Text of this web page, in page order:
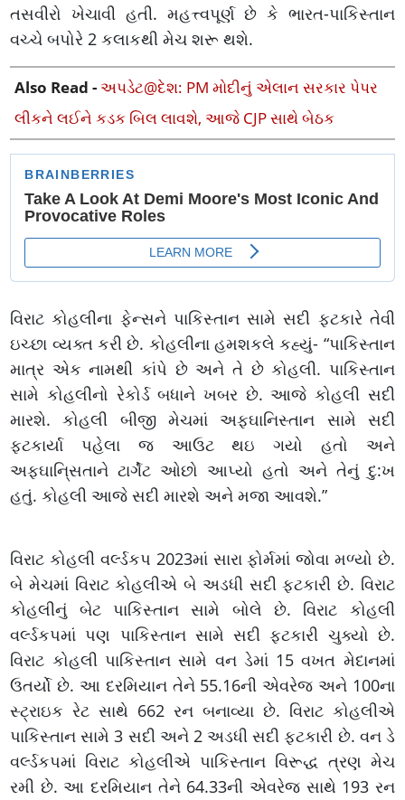
તસવીરો ખેચાવી હતી. મહત્ત્વપૂર્ણ છે કે ભારત-પાકિસ્તાન
વચ્ચે બપોરે 2 કલાકથી મેચ શરૂ થશે.
Also Read -અપડેટ@દેશ: PM મોદીનું એલાન સરકાર પેપર
લીકને લઈને કડક બિલ લાવશે, આજે CJP સાથે બેઠક
વિરાટ કોહલીના ફેન્સને પાકિસ્તાન સામે સદી ફટકારે તેવી
ઇચ્છા વ્યક્ત કરી છે. કોહલીના હમશકલે કહ્યું- “પાકિસ્તાન
માત્ર એક નામથી કાંપે છે અને તે છે કોહલી. પાકિસ્તાન
સામે કોહલીનો રેકોર્ડ બધાને ખબર છે. આજે કોહલી સદી
મારશે. કોહલી બીજી મેચમાં અફઘાનિસ્તાન સામે સદી
ફટકાર્યા પહેલા જ આઉટ થઇ ગયો હતો અને
અફઘાનિ્સતાને ટાર્ગેટ ઓછો આપ્યો હતો અને તેનું દુ:ખ
હતું. કોહલી આજે સદી મારશે અને મજા આવશે.”
વિરાટ કોહલી વર્લ્ડકપ 2023માં સારા ફોર્મમાં જોવા મળ્યો છે.
બે મેચમાં વિરાટ કોહલીએ બે અડધી સદી ફટકારી છે. વિરાટ
કોહલીનું બેટ પાકિસ્તાન સામે બોલે છે. વિરાટ કોહલી
વર્લ્ડકપમાં પણ પાકિસ્તાન સામે સદી ફટકારી ચુક્યો છે.
વિરાટ કોહલી પાકિસ્તાન સામે વન ડેમાં 15 વખત મેદાનમાં
ઉતર્યો છે. આ દરમિયાન તેને 55.16ની એવરેજ અને 100ના
સ્ટ્રાઇક રેટ સાથે 662 રન બનાવ્યા છે. વિરાટ કોહલીએ
પાકિસ્તાન સામે 3 સદી અને 2 અડધી સદી ફટકારી છે. વન ડે
વર્લ્ડકપમાં વિરાટ કોહલીએ પાકિસ્તાન વિરૂદ્ધ ત્રણ મેચ
રમી છે. આ દરમિયાન તેને 64.33ની એવરેજ સાથે 193 રન